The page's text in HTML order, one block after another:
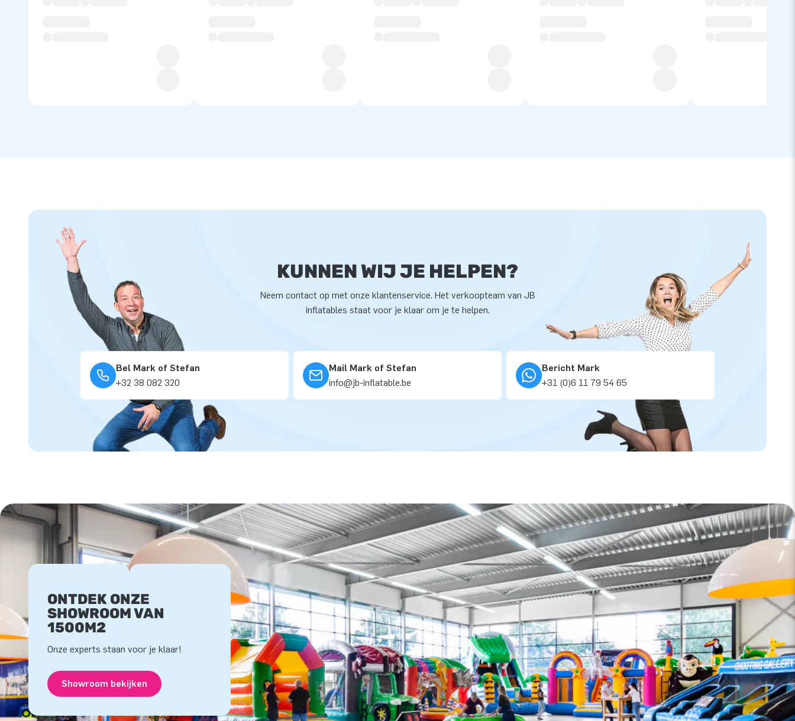
KUNNEN WIJ JE HELPEN?
Neem contact op met onze klantenservice. Het verkoopteam van JB
inflatables staat voor je klaar om je te helpen.
Bel Mark of Stefan
+32 38 082 320
Mail Mark of Stefan
info@jb-inflatable.be
Bericht Mark
+31 (0)6 11 79 54 65
ONTDEK ONZE
SHOWROOM VAN
1500M2
Onze experts staan voor je klaar!
Showroom bekijken